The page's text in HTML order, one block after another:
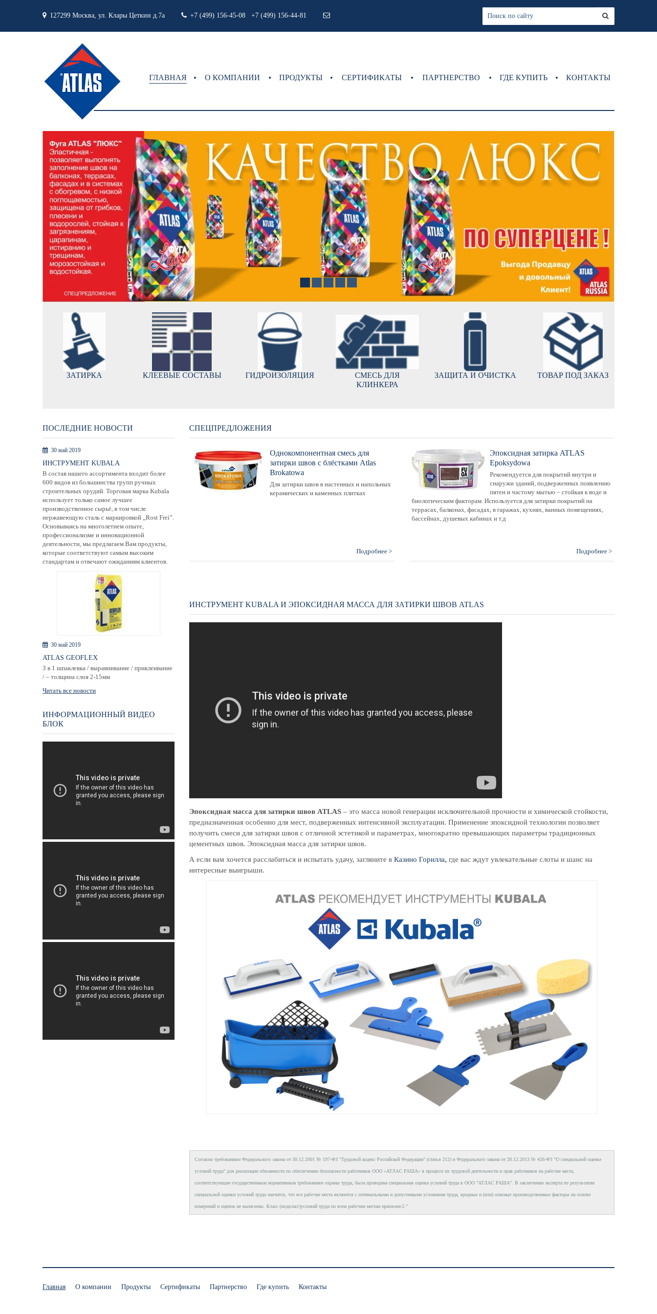
127299 Москва, ул. Клары Цеткин д.7а +7 (499) 156-45-08 +7 (499) 156-44-81
ГЛАВНАЯ О КОМПАНИИ ПРОДУКТЫ СЕРТИФИКАТЫ ПАРТНЕРСТВО ГДЕ КУПИТЬ КОНТАКТЫ
ЗАТИРКА КЛЕЕВЫЕ СОСТАВЫ ГИДРОИЗОЛЯЦИЯ
СМЕСЬ ДЛЯ
КЛИНКЕРА
ЗАЩИТА И ОЧИСТКА ТОВАР ПОД ЗАКАЗ
ПОСЛЕДНИЕ НОВОСТИ
30 май 2019
ИНСТРУМЕНТ KUBALA
В состав нашего ассортимента входит более
600 видов из большинства групп ручных
строительных орудий. Торговая марка Kubala
использует только самое лучшее
производственное сырьё, в том числе
нержавеющую сталь с маркировкой „Rost Frei”.
Основываясь на многолетнем опыте,
профессионализме и инновационной
деятельности, мы предлагаем Вам продукты,
которые соответствуют самым высоким
стандартам и отвечают ожиданиям клиентов.
30 май 2019
ATLAS GEOFLEX
3 в 1 шпаклевка / выравнивание / приклеивание
/ – толщина слоя 2-15мм
Читать все новости
ИНФОРМАЦИОННЫЙ ВИДЕО
БЛОК
СПЕЦПРЕДЛОЖЕНИЯ
Однокомпонентная смесь для
затирки швов с блёстками Atlas
Brokatowa
Для затирки швов в настенных и напольных
керамических и каменных плитках
Подробнее >
Эпоксидная затирка ATLAS
Epoksydowa
Рекомендуется для покрытий внутри и
снаружи зданий, подверженных появлению
пятен и частому мытью – стойкая к воде и
биологическим факторам. Используется для затирки покрытий на
террасах, балконах, фасадах, в гаражах, кухнях, ванных помещениях,
бассейнах, душевых кабинах и т.д
Подробнее >
ИНСТРУМЕНТ KUBALA И ЭПОКСИДНАЯ МАССА ДЛЯ ЗАТИРКИ ШВОВ ATLAS
Эпоксидная масса для затирки швов ATLAS – это масса новой генерации исключительной прочности и химической стойкости,
предназначенная особенно для мест, подверженных интенсивной эксплуатации. Применение эпоксидной технологии позволяет
получить смеси для затирки швов с отличной эстетикой и параметрах, многократно превышающих параметры традиционных
цементных швов. Эпоксидная масса для затирки швов.
А если вам хочется расслабиться и испытать удачу, загляните в Казино Горилла, где вас ждут увлекательные слоты и шанс на
интересные выигрыши.
Согласно требованиям Федерального закона от 30.12.2001 № 197-ФЗ "Трудовой кодекс Российской Федерации" (статья 212) и Федерального закона от 28.12.2013 № 426-ФЗ "О специальной оценке
условий труда" для реализации обязанности по обеспечению безопасности работников ООО «АТЛАС РАША» в процессе их трудовой деятельности и прав работников на рабочие места,
соответствующие государственным нормативным требованиям охраны труда, была проведена специальная оценка условий труда в ООО "АТЛАС РАША". В заключении эксперта по результатам
специальной оценки условий труда значится, что все рабочие места являются с оптимальными и допустимыми условиями труда, вредные и (или) опасные производственные факторы на основе
измерений и оценок не выявлены. Класс (подкласс)условий труда по всем рабочим местам присвоен-2."
Главная О компании Продукты Сертификаты Партнерство Где купить Контакты